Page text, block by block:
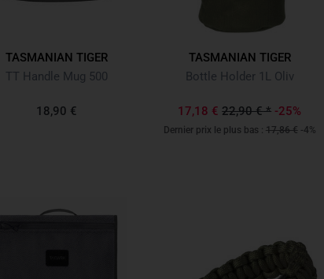
TASMANIAN TIGER
TT Handle Mug 500
18,90 €
TASMANIAN TIGER
Bottle Holder 1L Oliv
17,18 €22,90 €* -25%
Dernier prix le plus bas : 17,86 € -4%